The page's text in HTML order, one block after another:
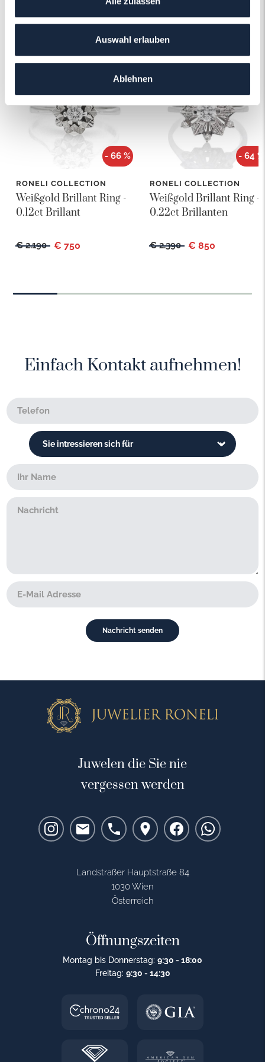
Auswahl erlauben
Ablehnen
Das könnte Ihnen auch gefallen!
- 66 %
RONELI COLLECTION
Weißgold Brillant Ring -
0.12ct Brillant
€ 2.190 € 750
- 64 %
RONELI COLLECTION
Weißgold Brillant Ring -
0.22ct Brillanten
€ 2.390 € 850
Einfach Kontakt aufnehmen!
Juwelen die Sie nie
vergessen werden
Landstraßer Hauptstraße 84
1030 Wien
Österreich
Öffnungszeiten
Montag bis Donnerstag: 9:30 - 18:00
Freitag: 9:30 - 14:30